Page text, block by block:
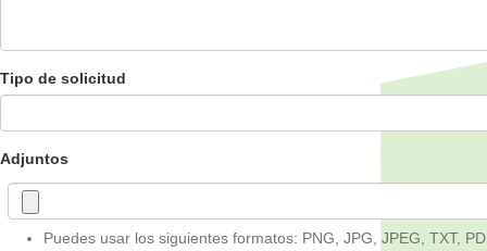
Tipo de solicitud
Adjuntos
Puedes usar los siguientes formatos: PNG, JPG, JPEG, TXT,